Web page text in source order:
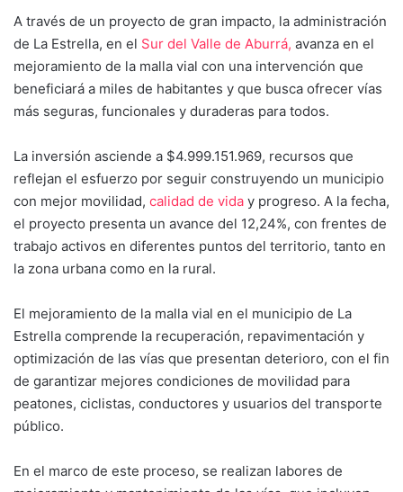
A través de un proyecto de gran impacto, la administración
de La Estrella, en el Sur del Valle de Aburrá, avanza en el
mejoramiento de la malla vial con una intervención que
beneficiará a miles de habitantes y que busca ofrecer vías
más seguras, funcionales y duraderas para todos.
La inversión asciende a $4.999.151.969, recursos que
reflejan el esfuerzo por seguir construyendo un municipio
con mejor movilidad, calidad de vida y progreso. A la fecha,
el proyecto presenta un avance del 12,24%, con frentes de
trabajo activos en diferentes puntos del territorio, tanto en
la zona urbana como en la rural.
El mejoramiento de la malla vial en el municipio de La
Estrella comprende la recuperación, repavimentación y
optimización de las vías que presentan deterioro, con el fin
de garantizar mejores condiciones de movilidad para
peatones, ciclistas, conductores y usuarios del transporte
público.
En el marco de este proceso, se realizan labores de